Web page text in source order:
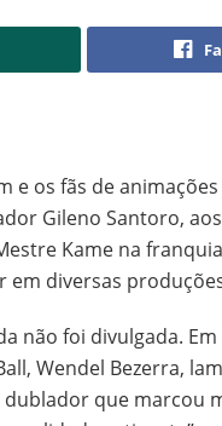
e os fãs de
Gileno Santoro,
Kame na
diversas
não foi divulgada.
Wendel Bezerra,
que marcou